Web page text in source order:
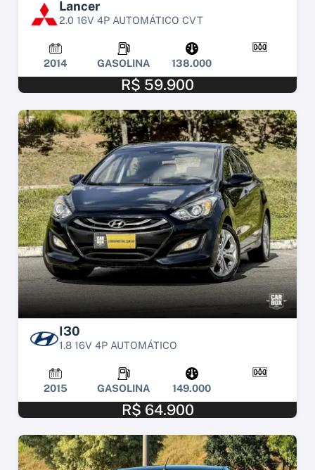
Lancer
2.0 16V 4P AUTOMÁTICO CVT
2014 GASOLINA 138.000
R$ 59.900
I30
1.8 16V 4P AUTOMÁTICO
2015 GASOLINA 149.000
R$ 64.900